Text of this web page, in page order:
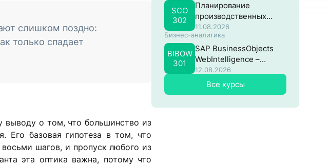
слишком поздно:
только спадает
выводу о том, что большинство из
Его базовая гипотеза в том, что
восьми шагов, и пропуск любого из
эта оптика важна, потому что
SCO
302
Планирование
производственных
затрат в SAP
11.08.2026
Бизнес-аналитика
BIBOW
301
SAP BusinessObjects
WebIntelligence –
Продвинутый
12.08.2026
Все курсы